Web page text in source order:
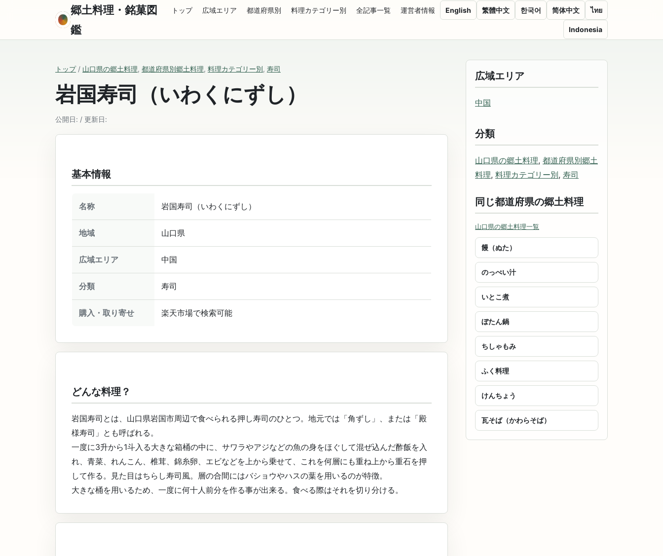
郷土料理・銘菓図
鑑
トップ 広域エリア 都道府県別 料理カテゴリー別 全記事一覧 運営者情報 English 繁體中文 한국어 简体中文 ไทย
Indonesia
トップ/ 山口県の郷土料理, 都道府県別郷土料理, 料理カテゴリー別, 寿司
岩国寿司（いわくにずし）
公開日: / 更新日:
基本情報
名称 岩国寿司（いわくにずし）
地域 山口県
広域エリア 中国
分類 寿司
購入・取り寄せ 楽天市場で検索可能
どんな料理？
岩国寿司とは、山口県岩国市周辺で食べられる押し寿司のひとつ。地元では「角ずし」、または「殿
様寿司」とも呼ばれる。
一度に3升から1斗入る大きな箱桶の中に、サワラやアジなどの魚の身をほぐして混ぜ込んだ酢飯を入
れ、青菜、れんこん、椎茸、錦糸卵、エビなどを上から乗せて、これを何層にも重ね上から重石を押
して作る。見た目はちらし寿司風。層の合間にはバショウやハスの葉を用いるのが特徴。
大きな桶を用いるため、一度に何十人前分を作る事が出来る。食べる際はそれを切り分ける。
広域エリア
中国
分類
山口県の郷土料理, 都道府県別郷土
料理, 料理カテゴリー別, 寿司
同じ都道府県の郷土料理
山口県の郷土料理一覧
饅（ぬた）
のっぺい汁
いとこ煮
ぼたん鍋
ちしゃもみ
ふく料理
けんちょう
瓦そば（かわらそば）